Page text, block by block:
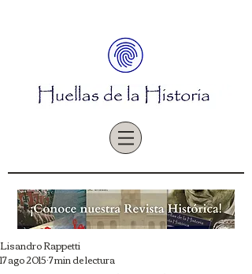
Lisandro Rappetti
17 ago 20157 min de lectura